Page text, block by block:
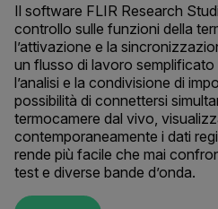
Il software FLIR Research
controllo sulle funzioni della
l’attivazione e la
un flusso di lavoro semplificato
l’analisi e la condivisione di
possibilità di connettersi
termocamere dal vivo,
contemporaneamente i dati
rende più facile che mai
test e diverse bande d’onda.